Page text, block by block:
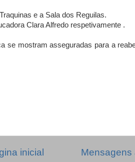
e a Sala dos Reguilas.
Clara Alfredo respetivamente .
se mostram asseguradas para a
Mensagens
inicial